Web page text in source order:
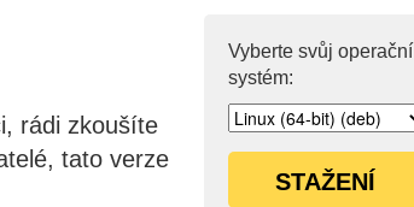
Vyberte svůj operační
systém:
STAŽENÍ
rádi zkoušíte
tato verze